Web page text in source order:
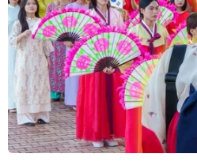
27/07/2020 10:42
Với quy mô hơn 31.000 du học
hỗ trợ các cơ quan trong hoạt
trào thanh niên Việt Nam ở
ảnh đất nước, con người Việt